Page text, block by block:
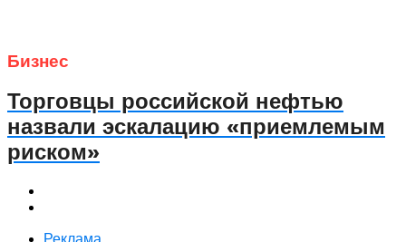
Бизнес
Торговцы российской нефтью
назвали эскалацию «приемлемым
риском»